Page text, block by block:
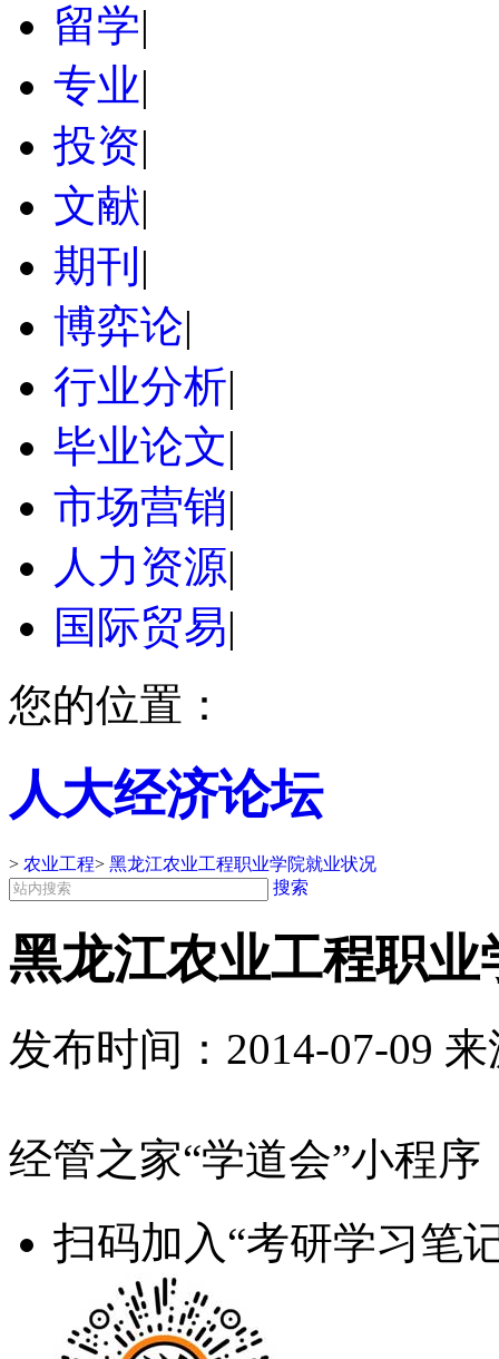
留学|
专业|
投资|
文献|
期刊 |
博弈论|
行业分析|
毕业论文|
市场营销|
人力资源|
国际贸易|
您的位置：
人大经济论坛
> 农业工程> 黑龙江农业工程职业学院就业状况
搜索
黑龙江农业工程职业
发布时间： 2014-07-09 来
经管之家“学道会”小程序
扫码加入“考研学习笔